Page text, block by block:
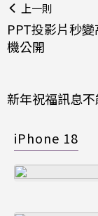
上一則
PPT投影片秒
機公開
新年祝福訊息
iPhone 18